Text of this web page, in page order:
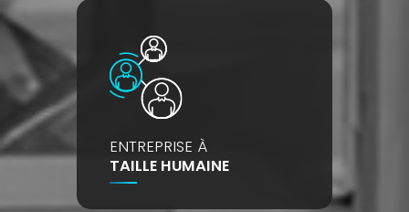
ENTREPRISE À
TAILLE HUMAINE